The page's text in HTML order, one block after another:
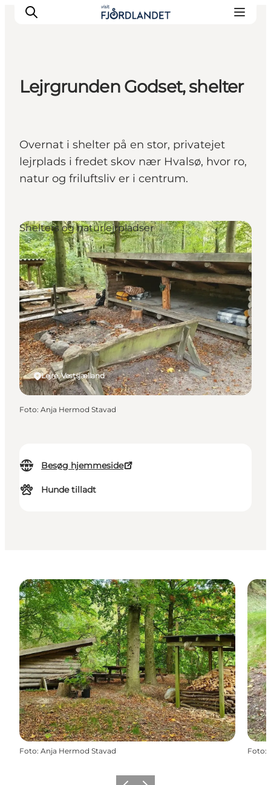
Guides & inspiration
Overnatning
Oplevelser
Lejrgrunden Godset, shelter
Overnat i shelter på en stor, privatejet
lejrplads i fredet skov nær Hvalsø, hvor ro,
natur og friluftsliv er i centrum.
Besøg hjemmeside
Hunde tilladt
Lejre, Vestsjælland
Shelters og naturlejrpladser
Foto: Anja Hermod Stavad
Foto: Anja Hermod Stavad Foto: